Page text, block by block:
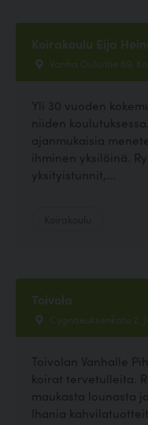
Koirakoulu Eija
Vanha Ouluntie 69,
Yli 30 vuoden
niiden
ajanmukaisia
ihminen yksilöinä.
yksityistunnit,...
Toivola
Cygnaeuksenkatu 2,
Toivolan Vanhalle
koirat tervetulleita.
maukasta lounasta
Ihania